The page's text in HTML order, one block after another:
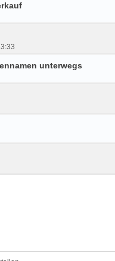
unterwegs